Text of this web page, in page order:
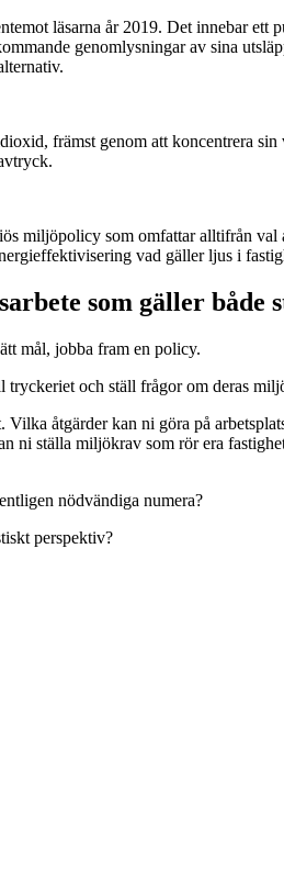
läsarna år 2019. Det innebar
genomlysningar av sina
främst genom att koncentrera
miljöpolicy som omfattar alltifrån
vad gäller ljus i
som gäller både
mål, jobba fram en policy.
och ställ frågor om deras
åtgärder kan ni göra på
ni ställa miljökrav som rör era
nödvändiga numera?
perspektiv?